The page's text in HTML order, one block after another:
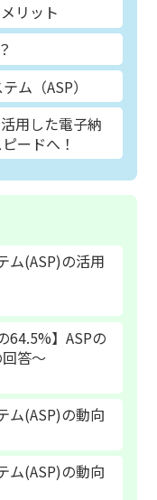
リット
ム（ASP）
用した電子納
ードへ！
ム(ASP)の活用
64.5%】ASPの
答〜
ム(ASP)の動向
ム(ASP)の動向